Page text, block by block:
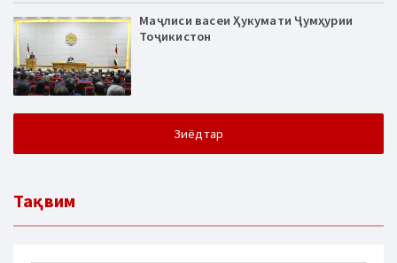
Маҷлиси васеи Ҳукумати Ҷумҳурии
Тоҷикистон
Зиёдтар
Тақвим